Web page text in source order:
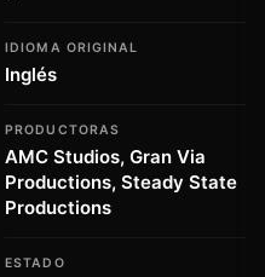
IDIOMA ORIGINAL
Inglés
PRODUCTORAS
AMC Studios, Gran Via
Productions, Steady State
Productions
ESTADO